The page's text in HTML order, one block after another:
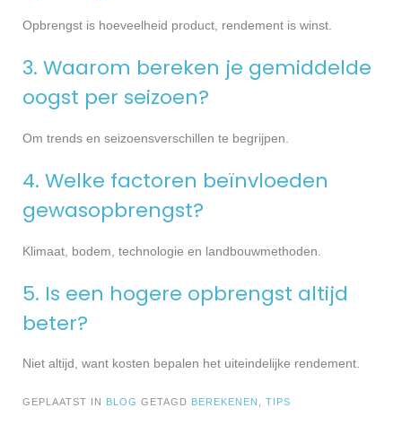
Opbrengst is hoeveelheid product, rendement is winst.
3. Waarom bereken je gemiddelde
oogst per seizoen?
Om trends en seizoensverschillen te begrijpen.
4. Welke factoren beïnvloeden
gewasopbrengst?
Klimaat, bodem, technologie en landbouwmethoden.
5. Is een hogere opbrengst altijd
beter?
Niet altijd, want kosten bepalen het uiteindelijke rendement.
GEPLAATST IN BLOG GETAGD BEREKENEN TIPS